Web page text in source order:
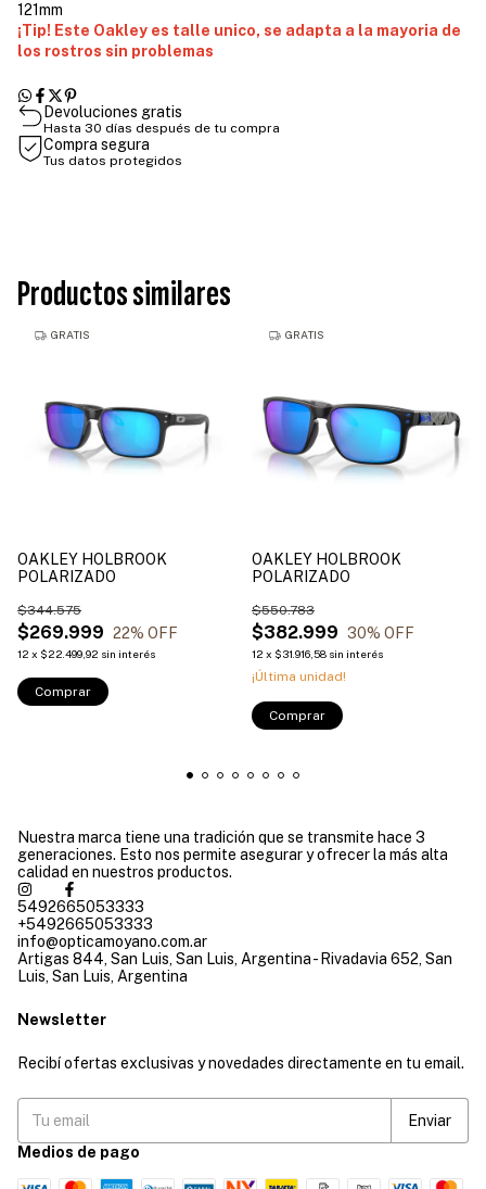
121mm
¡Tip! Este Oakley es talle unico, se adapta a la mayoria de
los rostros sin problemas
Devoluciones gratis
Hasta 30 días después de tu compra
Compra segura
Tus datos protegidos
Productos similares
GRATIS
OAKLEY HOLBROOK
POLARIZADO
$269.999
$344.575
22% OFF
12 x $22.499,92 sin interés
Comprar
GRATIS
OAKLEY HOLBROOK
POLARIZADO
$382.999
$550.783
30% OFF
12 x $31.916,58 sin interés
¡Última unidad!
Comprar
Nuestra marca tiene una tradición que se transmite hace 3
generaciones. Esto nos permite asegurar y ofrecer la más alta
calidad en nuestros productos.
5492665053333
+5492665053333
info@opticamoyano.com.ar
Artigas 844, San Luis, San Luis, Argentina - Rivadavia 652, San
Luis, San Luis, Argentina
Newsletter
Recibí ofertas exclusivas y novedades directamente en tu email.
Medios de pago